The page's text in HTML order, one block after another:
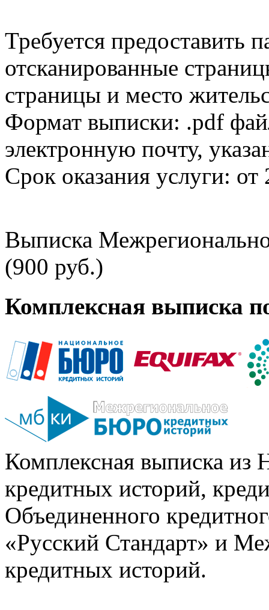
Требуется предоставить
отсканированные
страницы и место
Формат выписки: .pdf
электронную почту,
Срок оказания услуги: от
Выписка
(900 руб.)
Комплексная выписка
Комплексная выписка из
кредитных историй,
Объединенного
«Русский Стандарт» и
кредитных историй.